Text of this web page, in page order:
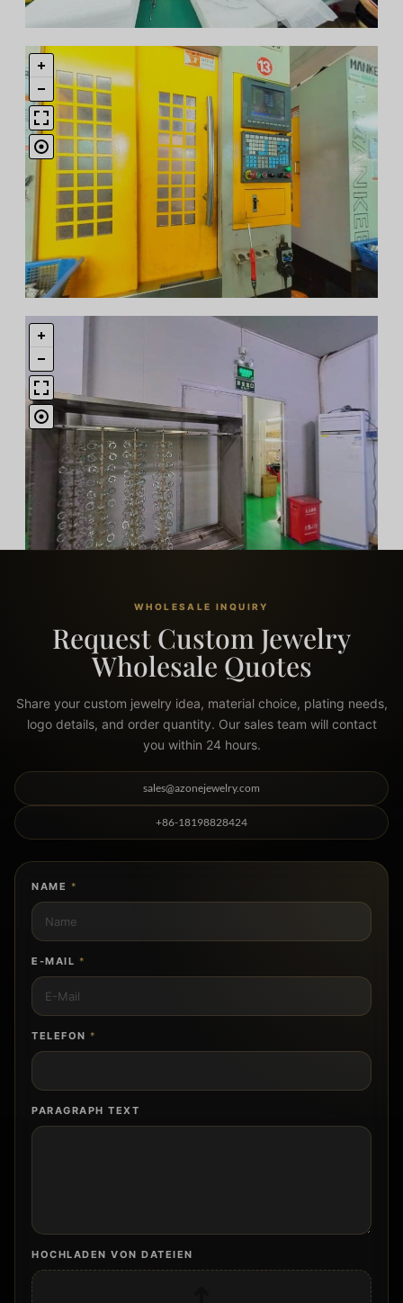
WHOLESALE INQUIRY
Request Custom Jewelry
Wholesale Quotes
Share your custom jewelry idea, material choice, plating needs,
logo details, and order quantity. Our sales team will contact
you within 24 hours.
sales@azonejewelry.com
+86-18198828424
NAME *
E-MAIL *
TELEFON *
PARAGRAPH TEXT
HOCHLADEN VON DATEIEN